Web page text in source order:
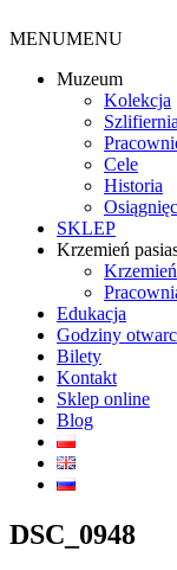
MENUMENU
Muzeum
Kolekcja
Cele
Historia
SKLEP
Krzemień
Edukacja
Godziny
Bilety
Kontakt
Sklep online
Blog
DSC_0948